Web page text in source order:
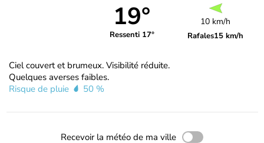
19°
Ressenti 17°
10 km/h
Rafales15 km/h
Ciel couvert et brumeux. Visibilité réduite.
Quelques averses faibles.
Risque de pluie
50 %
Recevoir la météo de ma ville